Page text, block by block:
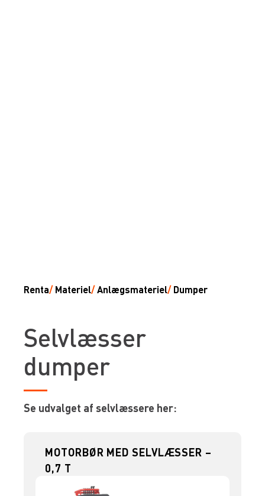
Renta/ Materiel/Anlægsmateriel/ Dumper
Selvlæsser
dumper
Se udvalget af selvlæssere her:
MOTORBØR MED SELVLÆSSER –
0,7 T